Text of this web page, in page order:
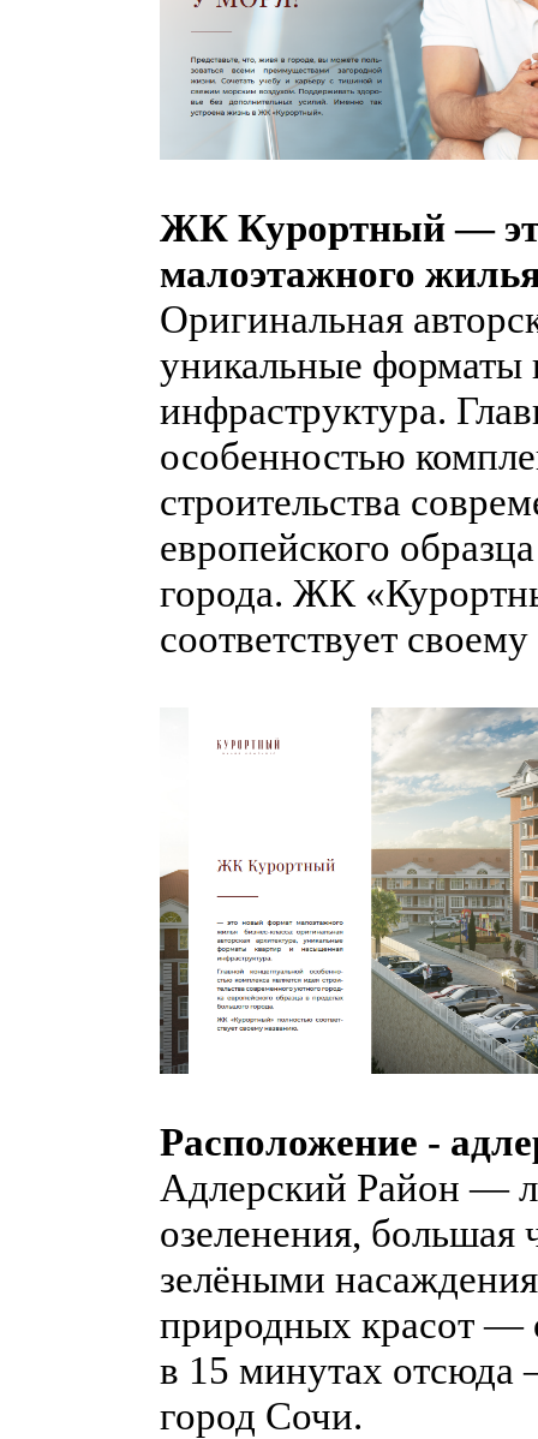
ЖК Курортный —
малоэтажного
Оригинальная
уникальные форматы
инфраструктура.
особенностью
строительства
европейского
города. ЖК
соответствует
Расположение -
Адлерский Район —
озеленения, большая
зелёными
природных красот —
в 15 минутах
город Сочи.